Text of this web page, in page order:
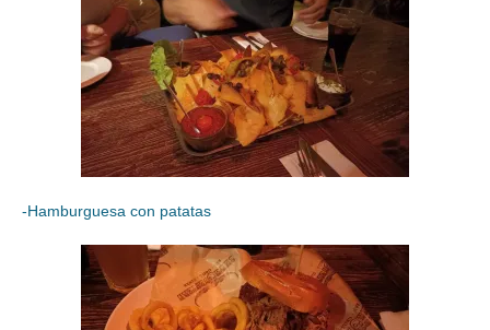
-Hamburguesa con patatas